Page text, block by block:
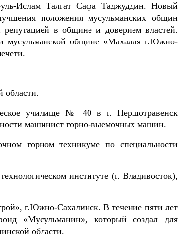
Ислам Талгат Сафа Таджуддин. Новый
положения мусульманских общин
в общине и доверием властей.
мусульманской общине «Махалля г.Южно-
области.
училище № 40 в г. Першотравенск
машинист горно-выемочных машин.
горном техникуме по специальности
институте (г. Владивосток),
г.Южно-Сахалинск. В течение пяти лет
«Мусульманин», который создал для
области.